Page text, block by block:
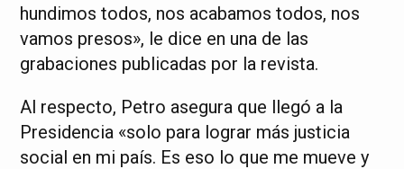
hundimos todos, nos acabamos todos, nos
vamos presos», le dice en una de las
grabaciones publicadas por la revista.
Al respecto, Petro asegura que llegó a la
Presidencia «solo para lograr más justicia
social en mi país. Es eso lo que me mueve y